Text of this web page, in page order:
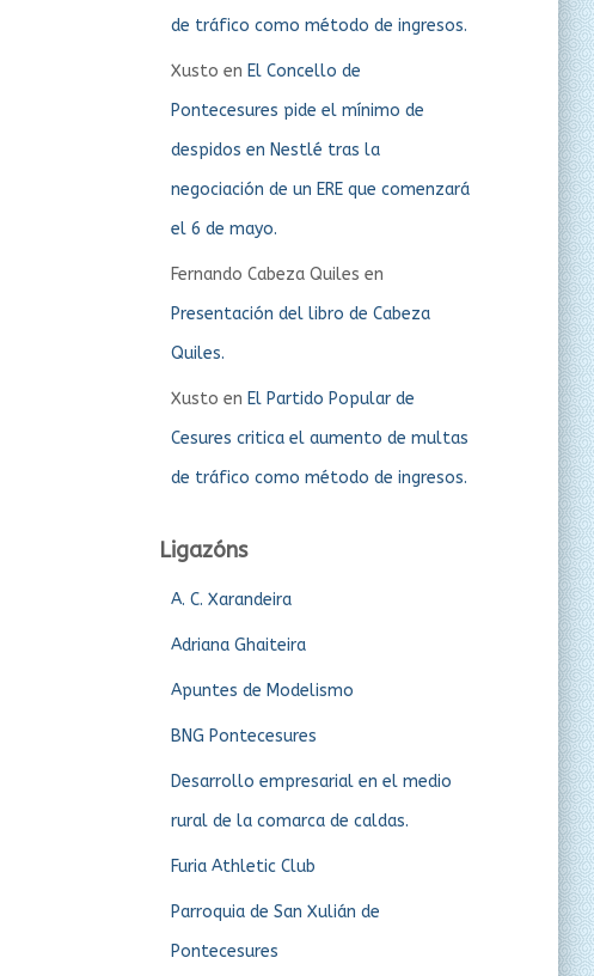
de tráfico como método de ingresos.
Xusto en El Concello de
Pontecesures pide el mínimo de
despidos en Nestlé tras la
negociación de un ERE que comenzará
el 6 de mayo.
Fernando Cabeza Quiles en
Presentación del libro de Cabeza
Quiles.
Xusto en El Partido Popular de
Cesures critica el aumento de multas
de tráfico como método de ingresos.
Ligazóns
A. C. Xarandeira
Adriana Ghaiteira
Apuntes de Modelismo
BNG Pontecesures
Desarrollo empresarial en el medio
rural de la comarca de caldas.
Furia Athletic Club
Parroquia de San Xulián de
Pontecesures